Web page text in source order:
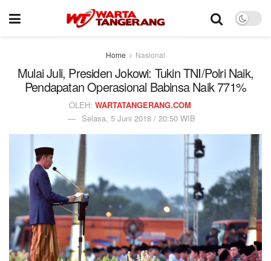
Home Nasional
Mulai Juli, Presiden Jokowi: Tukin TNI/Polri Naik,
Pendapatan Operasional Babinsa Naik 771%
OLEH: WARTATANGERANG.COM
Selasa, 5 Juni 2018 / 20:50 WIB